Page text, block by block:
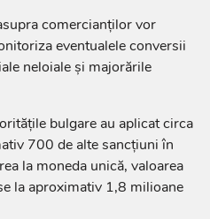
comercianților vor
eventualele conversii
neloiale și majorările
bulgare au aplicat circa
700 de alte sancțiuni în
la moneda unică, valoarea
la aproximativ 1,8 milioane